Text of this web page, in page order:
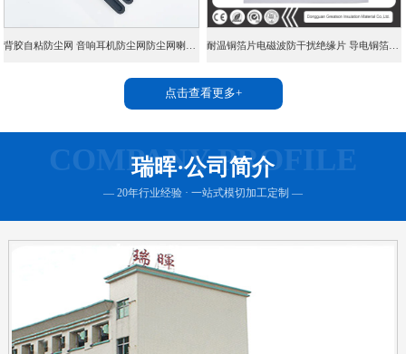
点击查看更多+
COMPANY PROFILE
瑞晖·公司简介
— 20年行业经验 · 一站式模切加工定制 —